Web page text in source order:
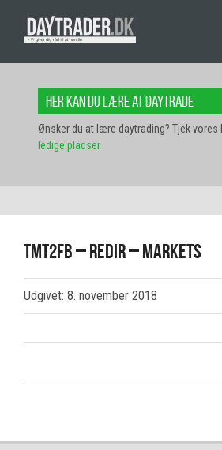
Her kan du lære at daytrade
Ønsker du at lære daytrading? Tjek vores
ledige pladser
tmt2fb – redir – markets
Udgivet: 8. november 2018